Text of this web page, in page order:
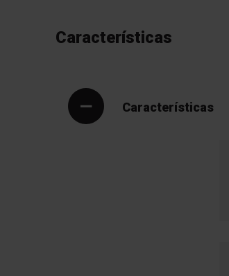
Características
Características